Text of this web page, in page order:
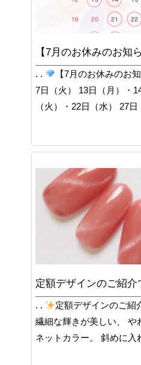
【7月のお休みのお知ら
. . 【7月のお休みのお知
7日（火） 13日（月）・
（火）・22日（水） 27
定額デザインのご紹介
. . 定額デザインのご紹
繊細な輝きが美しい、 や
ネットカラー。 斜めに